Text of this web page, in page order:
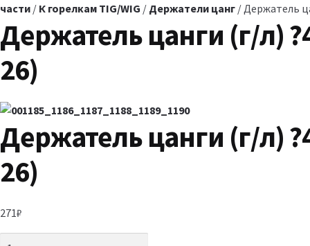
части / К горелкам TIG/WIG / Держатели цанг / Держатель
Держатель цанги (г/л)
26)
Держатель цанги (г/л)
26)
271₽